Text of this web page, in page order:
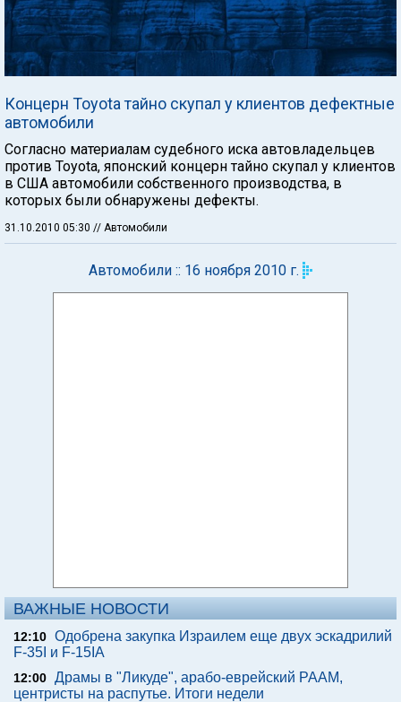
Концерн Toyota тайно скупал у клиентов дефектные
автомобили
Согласно материалам судебного иска автовладельцев
против Toyota, японский концерн тайно скупал у клиентов
в США автомобили собственного производства, в
которых были обнаружены дефекты.
31.10.2010 05:30 // Автомобили
Автомобили :: 16 ноября 2010 г.
ВАЖНЫЕ НОВОСТИ
12:10 Одобрена закупка Израилем еще двух эскадрилий
F-35I и F-15IA
12:00 Драмы в "Ликуде", арабо-еврейский РААМ,
центристы на распутье. Итоги недели